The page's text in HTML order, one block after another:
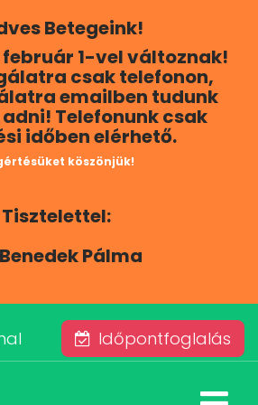
Betegeink!
február 1-vel változnak!
csak telefonon,
emailben tudunk
Telefonunk csak
időben elérhető.
köszönjük!
Tisztelettel:
Pálma
Időpontfoglalás